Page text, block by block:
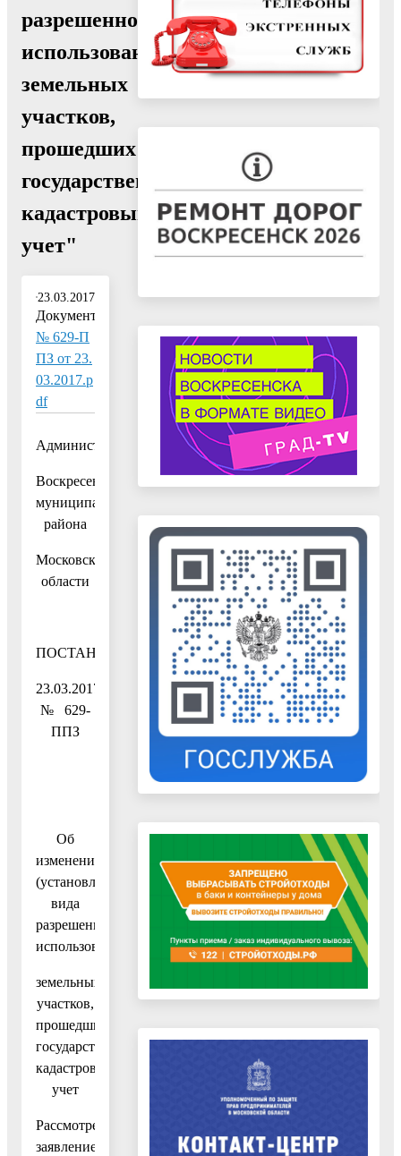
разрешенного
использования
земельных
участков,
прошедших
государственный
кадастровый
учет"
23.03.2017
Документ:
№ 629-П
ПЗ от 23.
03.2017.p
df
Администрация
Воскресенского
муниципального
района
Московской
области
ПОСТАНОВЛЕНИЕ
23.03.2017
№ 629-
ППЗ
Об
изменении
(установлении)
вида
разрешенного
использования
земельных
участков,
прошедших
государственный
кадастровый
учет
Рассмотрев
заявление